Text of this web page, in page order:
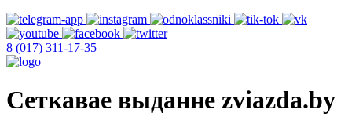
8 (017) 311-17-35
Сеткавае выданне zviazda.by